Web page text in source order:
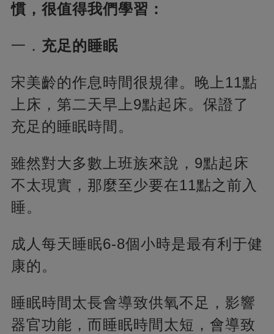
慣，很值得我們學習：
一． 充足的睡眠
宋美齡的作息時間很規律。晚上11點
上床，第二天早上9點起床。保證了
充足的睡眠時間。
雖然對大多數上班族來說，9點起床
不太現實，那麼至少要在11點之前入
睡。
成人每天睡眠6-8個小時是最有利于健
康的。
睡眠時間太長會導致供氧不足，影響
器官功能，而睡眠時間太短，會導致